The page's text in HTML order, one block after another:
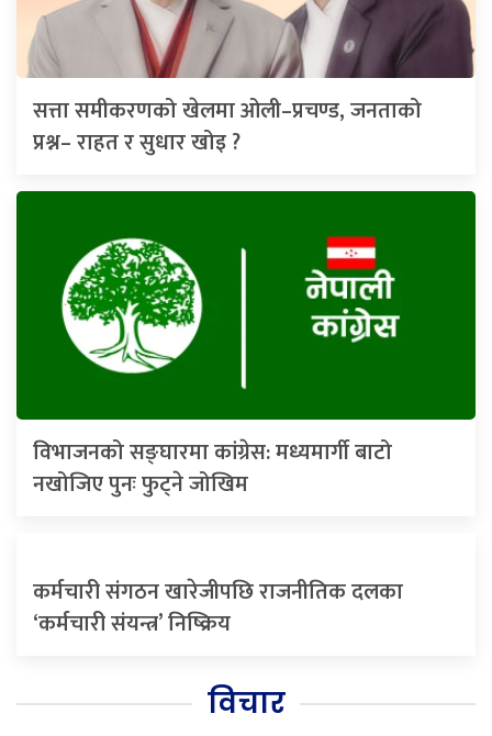
सत्ता समीकरणको खेलमा ओली–प्रचण्ड, जनताको
प्रश्न– राहत र सुधार खोइ ?
विभाजनको सङ्घारमा कांग्रेस: मध्यमार्गी बाटो
नखोजिए पुनः फुट्ने जोखिम
कर्मचारी संगठन खारेजीपछि राजनीतिक दलका
‘कर्मचारी संयन्त्र’ निष्क्रिय
विचार